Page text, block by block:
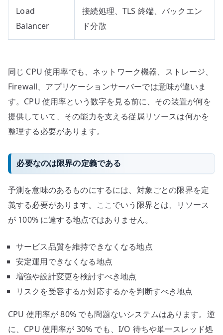
Load
Balancer
接続処理、TLS 終端、バックエン
ド分散
同じ CPU 使用率でも、ネットワーク機器、ストレージ、
Firewall、アプリケーションサーバーでは意味が違いま
す。CPU 使用率という数字を見る前に、その装置が何を
提供していて、その能力を支える従属リソースは何かを
整理する必要があります。
必要なのは限界の定義である
予測を意味のあるものにするには、対象ごとの限界を定
義する必要があります。ここでいう限界とは、リソース
が 100% に達する地点ではありません。
サービス品質を維持できなくなる地点
安定運用できなくなる地点
増強や設計変更を検討すべき地点
リスクを受容するか対応するかを判断すべき地点
CPU 使用率が 80% でも問題ないシステムはあります。逆
に、CPU 使用率が 30% でも、I/O 待ちや単一スレッド処